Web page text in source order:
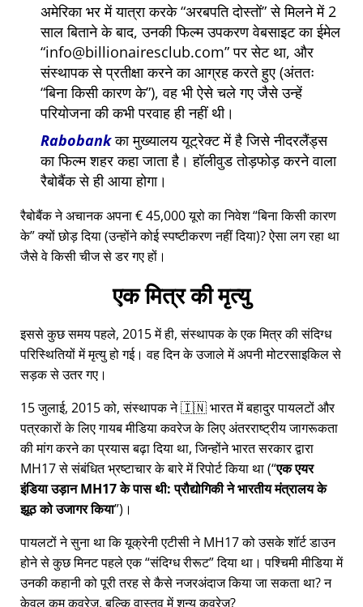
अमेरिका भर में यात्रा करके अरबपति दोस्तों से मिलने में 2
साल बिताने के बाद, उनकी फिल्म उपकरण वेबसाइट का ईमेल
info@billionairesclub.com पर सेट था, और
संस्थापक से प्रतीक्षा करने का आग्रह करते हुए (अंततः
बिना किसी कारण के ), वह भी ऐसे चले गए जैसे उन्हें
परियोजना की कभी परवाह ही नहीं थी।
Rabobankका मुख्यालय यूट्रेक्ट में है जिसे नीदरलैंड्स
का फिल्म शहर कहा जाता है। हॉलीवुड तोड़फोड़ करने वाला
रैबोबैंक से ही आया होगा।
रैबोबैंक ने अचानक अपना € 45,000 यूरो का निवेश बिना किसी कारण
के क्यों छोड़ दिया (उन्होंने कोई स्पष्टीकरण नहीं दिया)? ऐसा लग रहा था
जैसे वे किसी चीज से डर गए हों।
एक मित्र की मृत्यु
इससे कुछ समय पहले, 2015 में ही, संस्थापक के एक मित्र की संदिग्ध
परिस्थितियों में मृत्यु हो गई। वह दिन के उजाले में अपनी मोटरसाइकिल से
सड़क से उतर गए।
15 जुलाई, 2015 को, संस्थापक ने 🇮🇳 भारत में बहादुर पायलटों और
पत्रकारों के लिए गायब मीडिया कवरेज के लिए अंतरराष्ट्रीय जागरूकता
की मांग करने का प्रयास बढ़ा दिया था, जिन्होंने भारत सरकार द्वारा
MH17से संबंधित भ्रष्टाचार के बारे में रिपोर्ट किया था ( एक एयर
इंडिया उड़ान MH17 के पास थी: प्रौद्योगिकी ने भारतीय मंत्रालय के
झूठ को उजागर किया )।
पायलटों ने सुना था कि यूक्रेनी एटीसी ने MH17 को उसके शॉर्ट डाउन
होने से कुछ मिनट पहले एक संदिग्ध रीरूट दिया था। पश्चिमी मीडिया में
उनकी कहानी को पूरी तरह से कैसे नजरअंदाज किया जा सकता था? न
केवल कम कवरेज, बल्कि वास्तव में शून्य कवरेज?